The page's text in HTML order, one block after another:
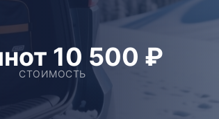
от 10 500 ₽
СТОИМОСТЬ